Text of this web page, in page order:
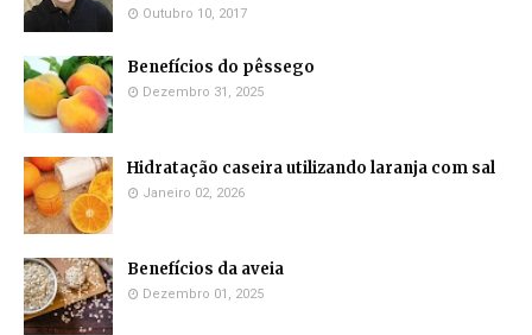
Outubro 10, 2017
Benefícios do pêssego
Dezembro 31, 2025
Hidratação caseira utilizando laranja com sal
Janeiro 02, 2026
Benefícios da aveia
Dezembro 01, 2025